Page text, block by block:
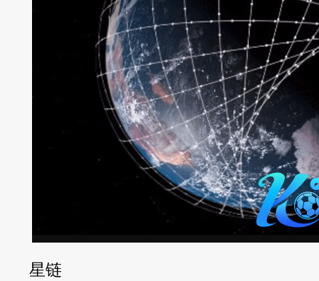
星链